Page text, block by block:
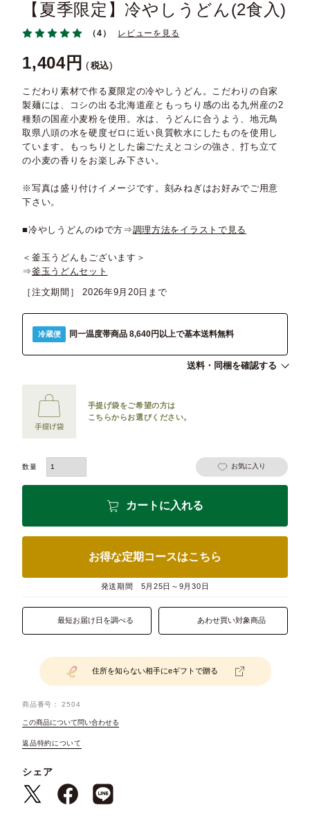
【夏季限定】冷やしうどん(2食入)
（4） レビューを見る
1,404 税込
こだわり素材で作る夏限定の冷やしうどん。こだわりの自家
製麺には、コシの出る北海道産ともっちり感の出る九州産の2
種類の国産小麦粉を使用。水は、うどんに合うよう、地元鳥
取県八頭の水を硬度ゼロに近い良質軟水にしたものを使用し
ています。もっちりとした歯ごたえとコシの強さ、打ち立て
の小麦の香りをお楽しみ下さい。
※写真は盛り付けイメージです。刻みねぎはお好みでご用意
下さい。
■冷やしうどんのゆで方⇒調理方法をイラストで見る
＜釜玉うどんもございます＞
⇒釜玉うどんセット
［注文期間］
2026年9月20日
冷蔵便 同一温度帯商品 8,640円以上で基本送料無料
送料・同梱を確認する
手提げ袋をご希望の方は
こちらからお選びください。
お気に入り
カートに入れる
お得な定期コースはこちら
発送期間 5月25日～9月30日
最短お届け日を調べる あわせ買い対象商品
住所を知らない相手にeギフトで贈る
商品番号 2504
この商品について問い合わせる
返品特約について
シェア